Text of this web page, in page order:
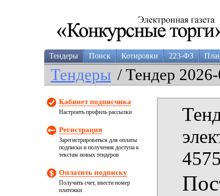
Тендеры Поиск Котировки 223-ФЗ
Тендеры / Тендер
Кабинет подписчика
Настроить профиль рассылки
Регистрация
Зарегистрироваться для оплаты
подписки и получения доступа к
текстам новых тендеров
Оплатить подписку
Получить счет, ввести номер
платежки